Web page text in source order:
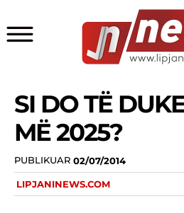
SI DO TË
MË 2025?
PUBLIKUAR 02/07/2014
LIPJANINEWS.COM